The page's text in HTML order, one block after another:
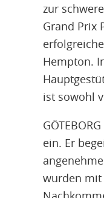
zur
Grand Prix
Hempton.
ist sowohl
ein. Er
wurden mit